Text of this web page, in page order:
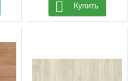
Купить